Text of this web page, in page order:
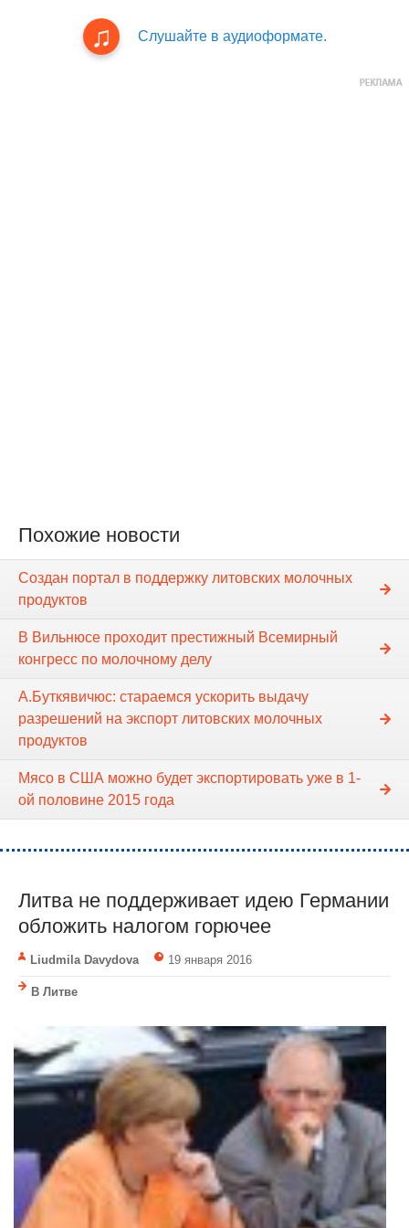
Слушайте в аудиоформате.
Похожие новости
Создан портал в поддержку литовских молочных
продуктов
В Вильнюсе проходит престижный Всемирный
конгресс по молочному делу
А.Буткявичюс: стараемся ускорить выдачу
разрешений на экспорт литовских молочных
продуктов
Мясо в США можно будет экспортировать уже в 1-
ой половине 2015 года
Литва не поддерживает идею Германии
обложить налогом горючее
Liudmila Davydova 19 января 2016
В Литве